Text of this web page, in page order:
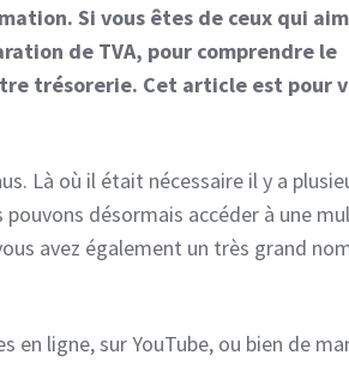
Si vous êtes de ceux qui
de TVA, pour comprendre le
trésorerie. Cet article est pour
Là où il était nécessaire il y a
pouvons désormais accéder à une
avez également un très grand
ligne, sur YouTube, ou bien de